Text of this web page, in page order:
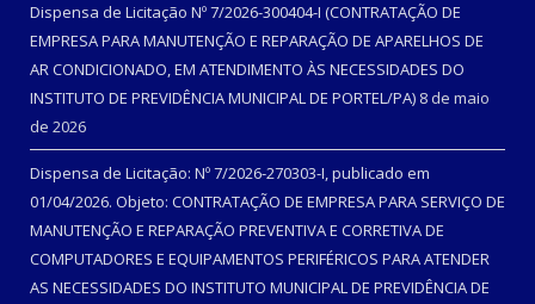
Dispensa de Licitação Nº 7/2026-300404-I (CONTRATAÇÃO DE
EMPRESA PARA MANUTENÇÃO E REPARAÇÃO DE APARELHOS DE
AR CONDICIONADO, EM ATENDIMENTO ÀS NECESSIDADES DO
INSTITUTO DE PREVIDÊNCIA MUNICIPAL DE PORTEL/PA) 8 de maio
de 2026
Dispensa de Licitação: Nº 7/2026-270303-I, publicado em
01/04/2026. Objeto: CONTRATAÇÃO DE EMPRESA PARA SERVIÇO DE
MANUTENÇÃO E REPARAÇÃO PREVENTIVA E CORRETIVA DE
COMPUTADORES E EQUIPAMENTOS PERIFÉRICOS PARA ATENDER
AS NECESSIDADES DO INSTITUTO MUNICIPAL DE PREVIDÊNCIA DE